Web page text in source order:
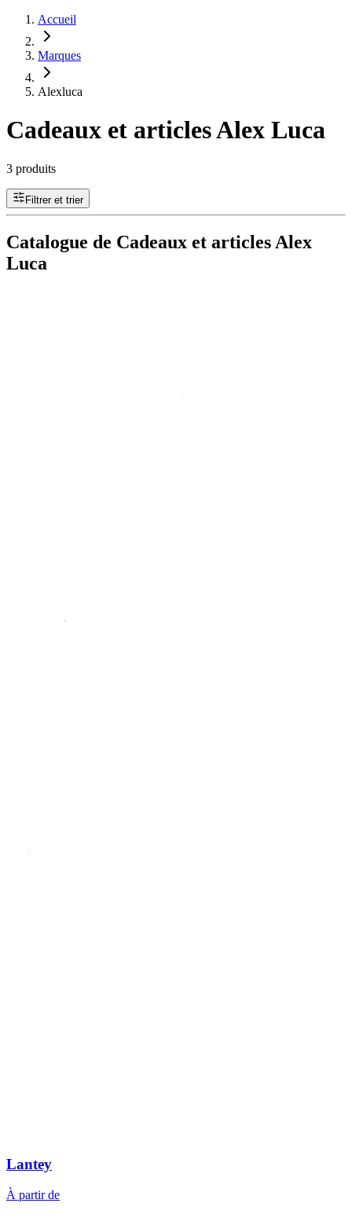
Accueil
Marques
Alexluca
Cadeaux et articles Alex Luca
3 produits
Filtrer et trier
Catalogue de Cadeaux et articles Alex
Luca
Lantey
À partir de